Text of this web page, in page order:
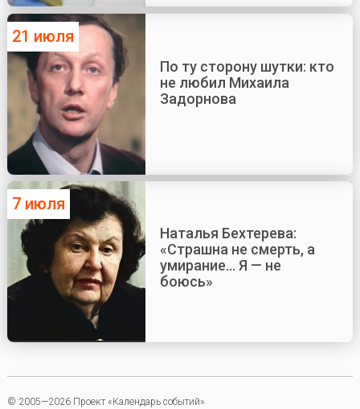
21 июля
По ту сторону шутки: кто
не любил Михаила
Задорнова
7 июля
Наталья Бехтерева:
«Страшна не смерть, а
умирание... Я — не
боюсь»
© 2005—2026 Проект «Календарь событий»